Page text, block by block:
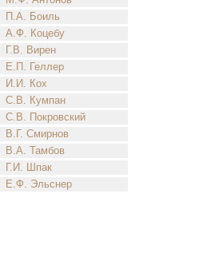
П.А. Боиль
А.Ф. Коцебу
Г.В. Вирен
Е.П. Геллер
И.И. Кох
С.В. Кумпан
С.В. Покровский
В.Г. Смирнов
В.А. Тамбов
Г.И. Шпак
Е.Ф. Эльснер